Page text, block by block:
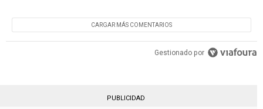
CARGAR MÁS COMENTARIOS
Gestionado por
PUBLICIDAD